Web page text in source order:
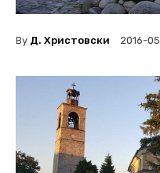
By Д. Христовски 2016-